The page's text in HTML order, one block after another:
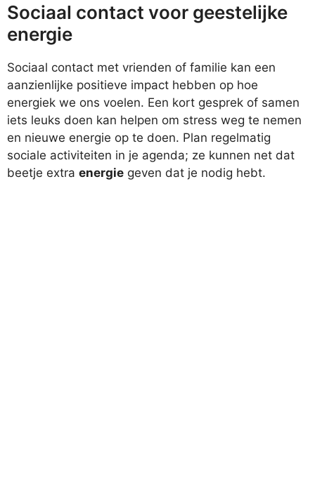
Sociaal contact voor geestelijke
energie
Sociaal contact met vrienden of familie kan een
aanzienlijke positieve impact hebben op hoe
energiek we ons voelen. Een kort gesprek of samen
iets leuks doen kan helpen om stress weg te nemen
en nieuwe energie op te doen. Plan regelmatig
sociale activiteiten in je agenda; ze kunnen net dat
beetje extra energie geven dat je nodig hebt.